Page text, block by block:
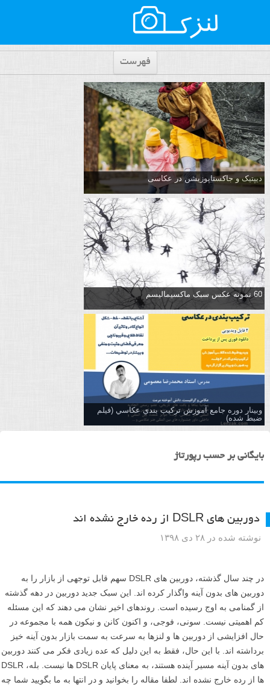
فهرست
دیپتیک و جاکستا‌پوزیشن در عکاسی
60 نمونه عکس سبک ماکسیمالیسم
وبینار دوره جامع آموزش تركيب بندي عكاسي (فیلم
ضبط شده)
بایگانی بر حسب رپورتاژ
دوربین های DSLR از رده خارج نشده اند
نوشته شده در ۲۸ دی ۱۳۹۸
در چند سال گذشته، دوربین های DSLR سهم قابل توجهی از بازار را به
دوربین های بدون آینه واگذار کرده اند. این سبک جدید دوربین در دهه گذشته
از گمنامی به اوج رسیده است. روندهای اخیر نشان می دهند که این مسئله
کم اهمیتی نیست. سونی، فوجی، و اکنون کانن و نیکون همه با مجموعه در
حال افزایشی از دوربین ها و لنزها به سرعت به سمت بازار بدون آینه خیز
برداشته اند. با این حال، فقط به این دلیل که عده زیادی فکر می کنند دوربین
های بدون آینه مسیر آینده هستند، به معنای پایان DSLR ها نیست. بله، DSLR
ها از رده خارج نشده اند. لطفا مقاله را بخوانید و در انتها به ما بگویید شما چه